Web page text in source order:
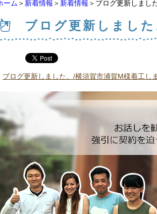
ーム ＞ 新着情報 ＞ 新着情報 ＞ブログ更新しまし
ブログ更新しまし
ブログ更新しました。/横須賀市浦賀M様着工し